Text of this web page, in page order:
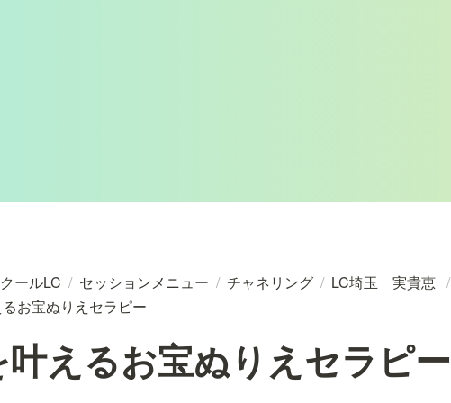
ールLC / セッションメニュー / チャネリング / LC埼玉 実貴恵 /
お宝ぬりえセラピー
えるお宝ぬりえセラピー